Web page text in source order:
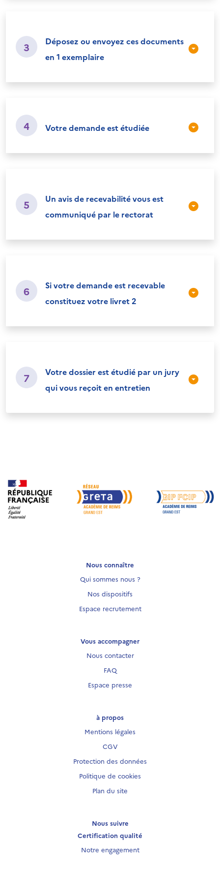
3
Déposez ou envoyez ces documents
en 1 exemplaire
4 Votre demande est étudiée
5
Un avis de recevabilité vous est
communiqué par le rectorat
6
Si votre demande est recevable
constituez votre livret 2
7
Votre dossier est étudié par un jury
qui vous reçoit en entretien
Nous connaître
Qui sommes nous ?
Nos dispositifs
Espace recrutement
Vous accompagner
Nous contacter
FAQ
Espace presse
à propos
Mentions légales
CGV
Protection des données
Politique de cookies
Plan du site
Nous suivre
Certification qualité
Notre engagement